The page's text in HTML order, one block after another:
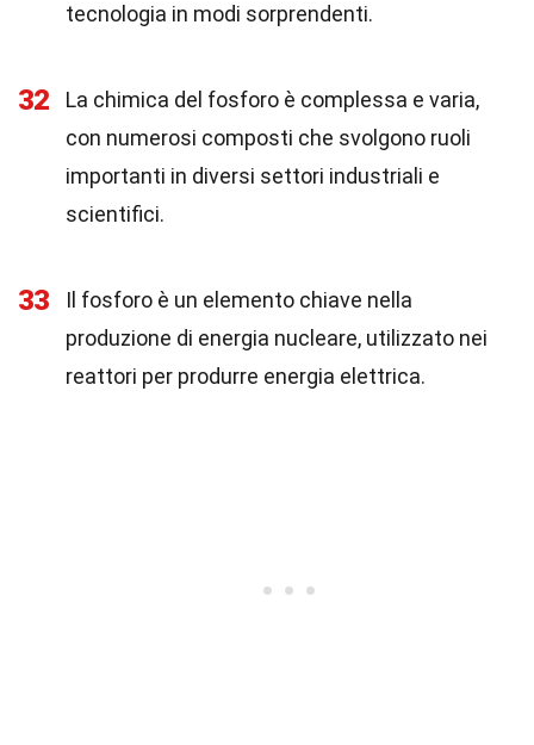
tecnologia in modi sorprendenti.
32
La chimica del fosforo è complessa e varia,
con numerosi composti che svolgono ruoli
importanti in diversi settori industriali e
scientifici.
33
Il fosforo è un elemento chiave nella
produzione di energia nucleare, utilizzato nei
reattori per produrre energia elettrica.